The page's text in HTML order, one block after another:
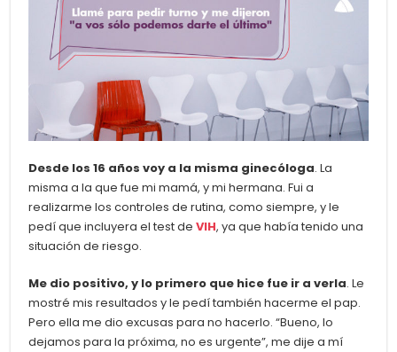
Desde los 16 años voy a la misma ginecóloga. La
misma a la que fue mi mamá, y mi hermana. Fui a
realizarme los controles de rutina, como siempre, y le
pedí que incluyera el test deVIH, ya que había tenido una
situación de riesgo.
Me dio positivo, y lo primero que hice fue ir a verla. Le
mostré mis resultados y le pedí también hacerme el pap.
Pero ella me dio excusas para no hacerlo.“Bueno, lo
dejamos para la próxima, no es urgente”, me dije a mí